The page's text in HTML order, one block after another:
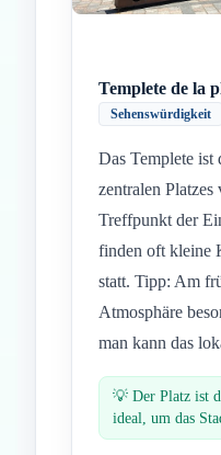
Templete de la
Sehenswürdigkeit
Das Templete ist
zentralen
Treffpunkt der
finden oft kleine
statt. Tipp: Am
Atmosphäre
man kann das
💡 Der Platz ist
ideal, um das